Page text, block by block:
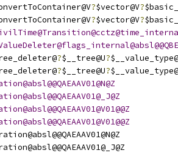
?$vector@V?
?$vector@V?
?$__tree@U?
?$__tree@U?